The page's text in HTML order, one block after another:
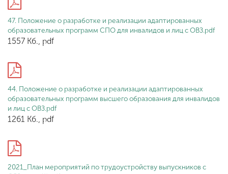
47. Положение о разработке и реализации адаптированных
образовательных программ СПО для инвалидов и лиц с ОВЗ.pdf
1557 Кб., pdf
44. Положение о разработке и реализации адаптированных
образовательных программ высшего образования для инвалидов
и лиц с ОВЗ.pdf
1261 Кб., pdf
2021_План мероприятий по трудоустройству выпускников с